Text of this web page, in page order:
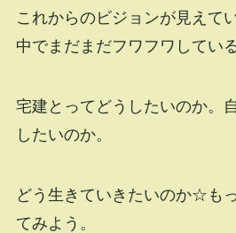
これからのビジョンが見えて
中でまだまだフワフワしている
宅建とってどうしたいのか。
したいのか。
どう生きていきたいのか☆も
てみよう。